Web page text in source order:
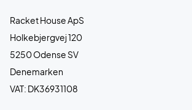
Racket House ApS
Holkebjergvej 120
5250 Odense SV
Denemarken
VAT: DK36931108